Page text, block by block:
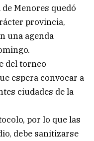
Menores quedó
provincia,
una agenda
del torneo
espera convocar a
ciudades de la
por lo que las
debe sanitizarse